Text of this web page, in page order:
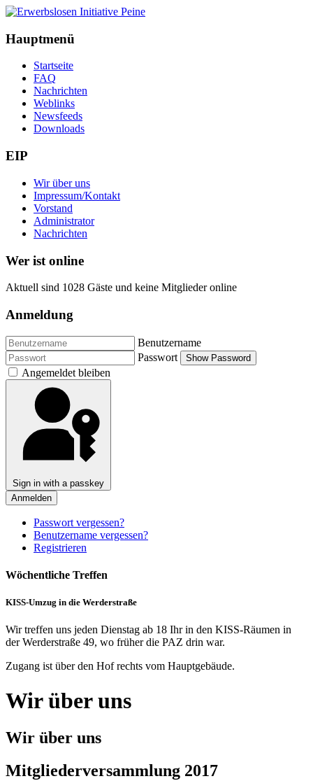
Hauptmenü
Startseite
FAQ
Nachrichten
Weblinks
Newsfeeds
Downloads
EIP
Wir über uns
Impressum/Kontakt
Vorstand
Administrator
Nachrichten
Wer ist online
Aktuell sind 1028 Gäste und keine Mitglieder online
Anmeldung
Benutzername
Passwort
Show Password
Angemeldet bleiben
Sign in with a passkey
Anmelden
Passwort vergessen?
Benutzername vergessen?
Registrieren
Wöchentliche Treffen
KISS-Umzug in die Werderstraße
Wir treffen uns jeden Dienstag ab 18 Ihr in den KISS-Räumen in
der Werderstraße 49, wo früher die PAZ drin war.
Zugang ist über den Hof rechts vom Hauptgebäude.
Wir über uns
Wir über uns
Mitgliederversammlung 2017